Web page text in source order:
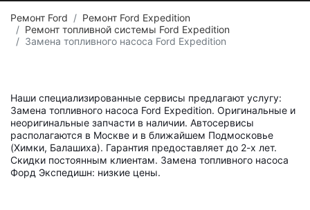
Ремонт Ford
Ремонт Ford Expedition
Ремонт топливной системы Ford Expedition
Замена топливного насоса Ford Expedition
Наши специализированные сервисы предлагают услугу:
Замена топливного насоса Ford Expedition. Оригинальные и
неоригинальные запчасти в наличии. Автосервисы
располагаются в Москве и в ближайшем Подмосковье
(Химки, Балашиха). Гарантия предоставляет до 2-х лет.
Скидки постоянным клиентам. Замена топливного насоса
Форд Экспедишн: низкие цены.